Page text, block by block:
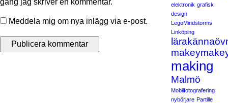
gång jag skriver en kommentar.
Meddela mig om nya inlägg via e-post.
elektronik grafisk
design
LegoMindstorms
Linköping
making
Malmö
Mobilfotografering
nybörjare Partille